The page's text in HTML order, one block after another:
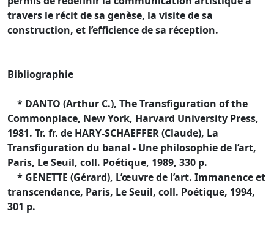
travers le récit de sa genèse, la visite de sa
construction, et l’efficience de sa réception.
Bibliographie
* DANTO (Arthur C.), The Transfiguration of the
Commonplace, New York, Harvard University Press,
1981. Tr. fr. de HARY-SCHAEFFER (Claude), La
Transfiguration du banal - Une philosophie de l’art,
Paris, Le Seuil, coll. Poétique, 1989, 330 p.
* GENETTE (Gérard), L’œuvre de l’art. Immanence et
transcendance, Paris, Le Seuil, coll. Poétique, 1994,
301 p.